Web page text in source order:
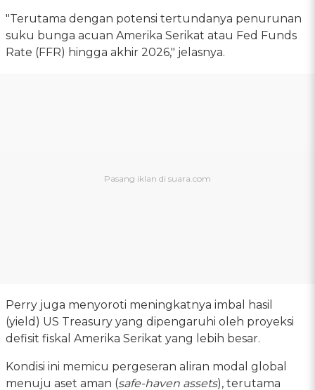
"Terutama dengan potensi tertundanya penurunan
suku bunga acuan Amerika Serikat atau Fed Funds
Rate (FFR) hingga akhir 2026," jelasnya.
Perry juga menyoroti meningkatnya imbal hasil
(yield) US Treasury yang dipengaruhi oleh proyeksi
defisit fiskal Amerika Serikat yang lebih besar.
Kondisi ini memicu pergeseran aliran modal global
menuju aset aman (safe-haven assets), terutama